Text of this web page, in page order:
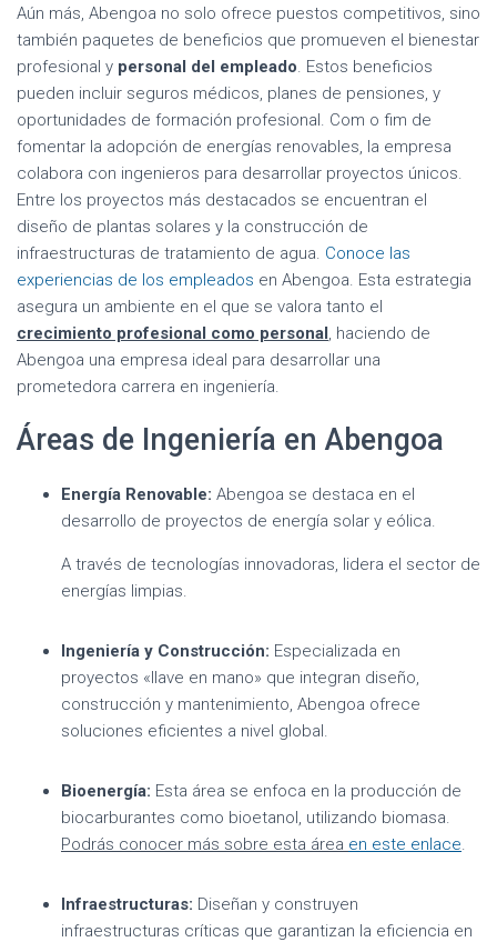
Aún más, Abengoa no solo ofrece puestos competitivos, sino
también paquetes de beneficios que promueven el bienestar
profesional y personal del empleado. Estos beneficios
pueden incluir seguros médicos, planes de pensiones, y
oportunidades de formación profesional. Com o fim de
fomentar la adopción de energías renovables, la empresa
colabora con ingenieros para desarrollar proyectos únicos.
Entre los proyectos más destacados se encuentran el
diseño de plantas solares y la construcción de
infraestructuras de tratamiento de agua. Conoce las
experiencias de los empleados en Abengoa. Esta estrategia
asegura un ambiente en el que se valora tanto el
crecimiento profesional como personal, haciendo de
Abengoa una empresa ideal para desarrollar una
prometedora carrera en ingeniería.
Áreas de Ingeniería en Abengoa
Energía Renovable: Abengoa se destaca en el
desarrollo de proyectos de energía solar y eólica.
A través de tecnologías innovadoras, lidera el sector de
energías limpias.
Ingeniería y Construcción: Especializada en
proyectos «llave en mano» que integran diseño,
construcción y mantenimiento, Abengoa ofrece
soluciones eficientes a nivel global.
Bioenergía: Esta área se enfoca en la producción de
biocarburantes como bioetanol, utilizando biomasa.
Podrás conocer más sobre esta área en este enlace.
Infraestructuras: Diseñan y construyen
infraestructuras críticas que garantizan la eficiencia en